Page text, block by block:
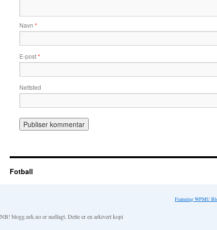
Navn *
E-post*
Nettsted
Fotball
Featuring WPMU
NB! blogg.nrk.no er nedlagt. Dette er en arkivert kopi